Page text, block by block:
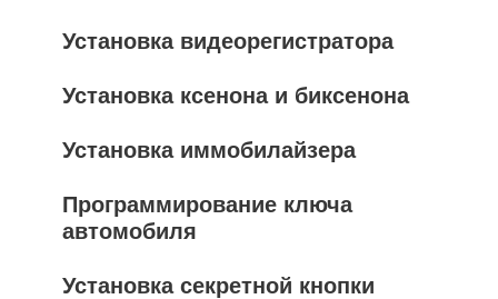
Установка видеорегистратора
Установка ксенона и биксенона
Установка иммобилайзера
Программирование ключа
автомобиля
Установка секретной кнопки